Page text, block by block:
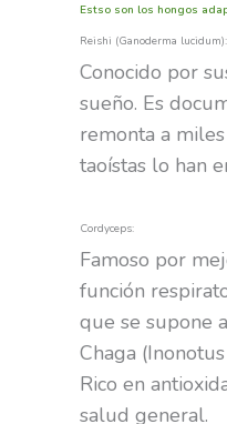
Estso son los hongos
Reishi (Ganoderma lucidum):
Conocido por
sueño. Es
remonta a
taoístas lo han
Cordyceps:
Famoso por
función
que se supone
Chaga
Rico en
salud general.